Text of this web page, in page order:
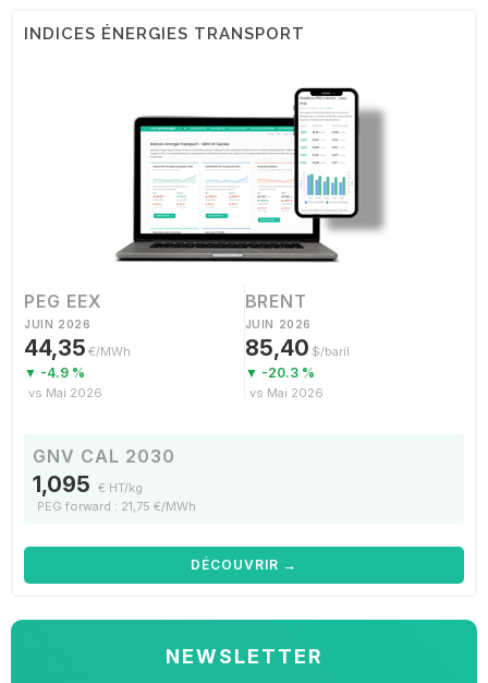
INDICES ÉNERGIES TRANSPORT
PEG EEX
JUIN 2026
44,35 €/MWh
▼ -4.9 %
vs Mai 2026
BRENT
JUIN 2026
85,40 $/baril
▼ -20.3 %
vs Mai 2026
GNV CAL 2030
1,095 € HT/kg
PEG forward : 21,75 €/MWh
DÉCOUVRIR →
NEWSLETTER